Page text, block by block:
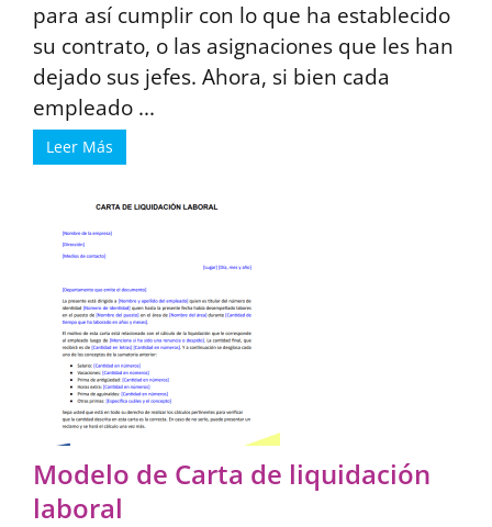
para así cumplir con lo que ha establecido
su contrato, o las asignaciones que les han
dejado sus jefes. Ahora, si bien cada
empleado ...
Leer Más
Modelo de Carta de liquidación
laboral